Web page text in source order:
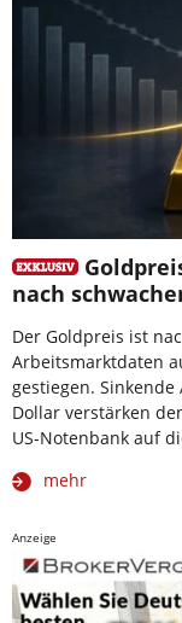
nach
Der Goldpreis ist
Arbeitsmarktdaten
gestiegen.
Dollar verstärken
US-Notenbank auf
mehr
Anzeige